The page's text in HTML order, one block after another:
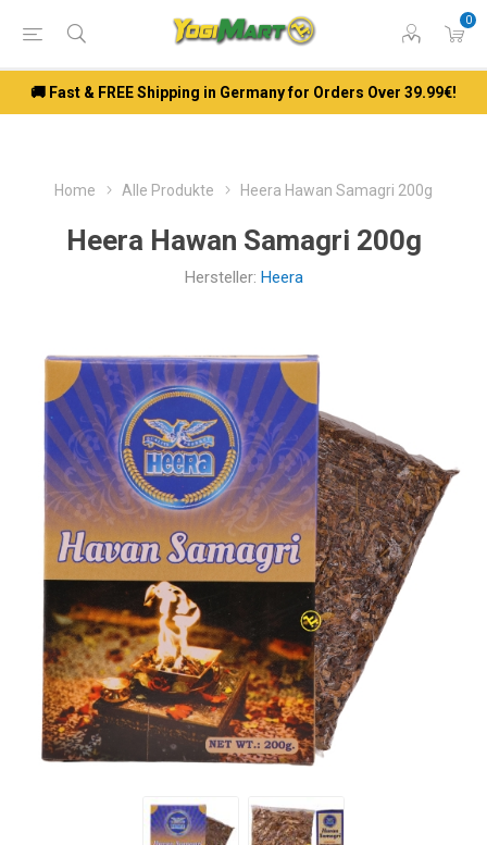
0
🚚 Fast & FREE Shipping in Germany for Orders Over 39.99€!
Home Alle Produkte Heera Hawan Samagri 200g
Heera Hawan Samagri 200g
Hersteller: Heera